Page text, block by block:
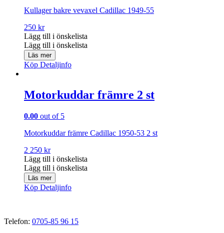
Kullager bakre vevaxel Cadillac 1949-55
250 kr
Lägg till i önskelista
Lägg till i önskelista
Läs mer
Köp Detaljinfo
Motorkuddar främre 2 st
0.00 out of 5
Motorkuddar främre Cadillac 1950-53 2 st
2 250 kr
Lägg till i önskelista
Lägg till i önskelista
Läs mer
Köp Detaljinfo
Telefon: 0705-85 96 15